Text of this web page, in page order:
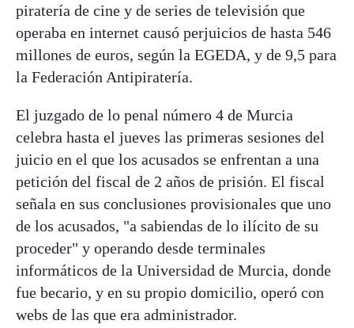
piratería de cine y de series de televisión que
operaba en internet causó perjuicios de hasta 546
millones de euros, según la EGEDA, y de 9,5 para
la Federación Antipiratería.
El juzgado de lo penal número 4 de Murcia
celebra hasta el jueves las primeras sesiones del
juicio en el que los acusados se enfrentan a una
petición del fiscal de 2 años de prisión. El fiscal
señala en sus conclusiones provisionales que uno
de los acusados, "a sabiendas de lo ilícito de su
proceder" y operando desde terminales
informáticos de la Universidad de Murcia, donde
fue becario, y en su propio domicilio, operó con
webs de las que era administrador.